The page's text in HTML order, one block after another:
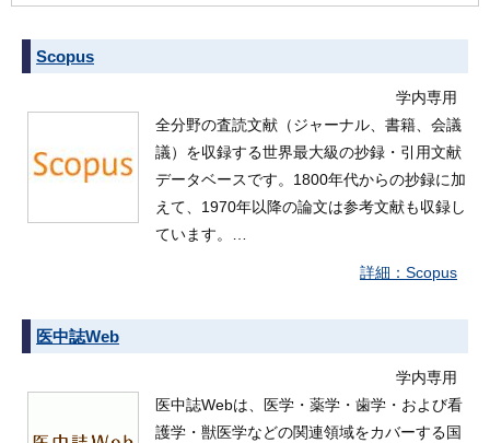
Scopus
学内専用
全分野の査読文献（ジャーナル、書籍、会議
議）を収録する世界最大級の抄録・引用文献
データベースです。1800年代からの抄録に加
えて、1970年以降の論文は参考文献も収録し
ています。…
Scopus
医中誌Web
学内専用
医中誌Webは、医学・薬学・歯学・および看
護学・獣医学などの関連領域をカバーする国